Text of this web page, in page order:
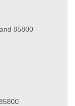
85800